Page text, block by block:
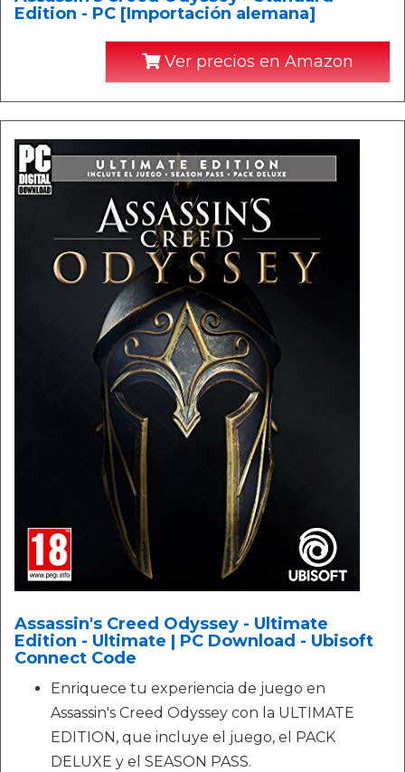
Edition - PC [Importación alemana]
Ver precios en Amazon
Assassin's Creed Odyssey - Ultimate
Edition - Ultimate | PC Download - Ubisoft
Connect Code
Enriquece tu experiencia de juego en
Assassin's Creed Odyssey con la ULTIMATE
EDITION, que incluye el juego, el PACK
DELUXE y el SEASON PASS.